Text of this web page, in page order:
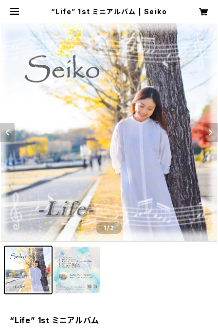
“Life” 1st ミニアルバム | Seiko
1/2
“Life” 1st ミニアルバム